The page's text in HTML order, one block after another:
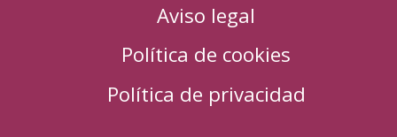
Aviso legal
Política de cookies
Política de privacidad